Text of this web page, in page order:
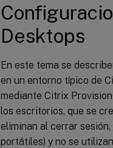
Desktops
En este tema se
en un entorno típico de
mediante Citrix
los escritorios, que se
eliminan al cerrar
portátiles) y no se